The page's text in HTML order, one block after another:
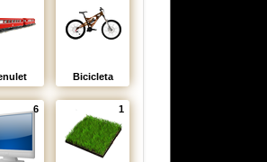
Bicicleta
6 1